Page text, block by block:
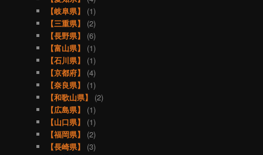
【岐阜県】
(1)
【三重県】
(2)
【長野県】
(6)
【富山県】
(1)
【石川県】
(1)
【京都府】
(4)
【奈良県】
(1)
【和歌山県】
(2)
【広島県】
(1)
【山口県】
(1)
【福岡県】
(2)
【長崎県】
(3)